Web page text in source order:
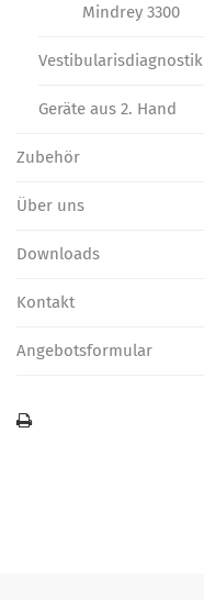
Mindrey 3300
Vestibularis­diagnostik
Geräte aus 2. Hand
Zubehör
Über uns
Downloads
Kontakt
Angebotsformular